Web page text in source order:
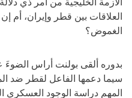
الأزمة الخليجية من أمر ذي
العلاقات بين قطر وإيران، أم
الغموض؟
بدوره ألقى بولنت أراس الضوءَ
سيما دعمها الفاعل لقطر ضد
المهم دراسة الوجود العسكري